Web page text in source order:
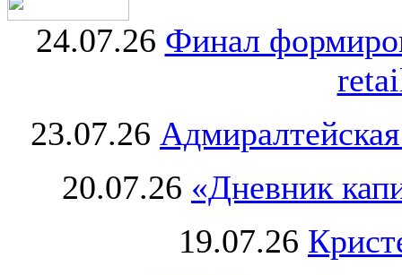
24.07.26 Финал
23.07.26
20.07.26 «Дневник
19.07.26